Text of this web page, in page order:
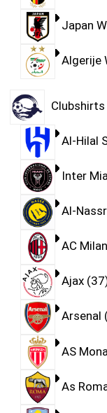
Japan
Algerije
Clubshirts
Al-Hilal
Inter
Al-
AC Milan
Ajax 37
Arsenal
AS
As